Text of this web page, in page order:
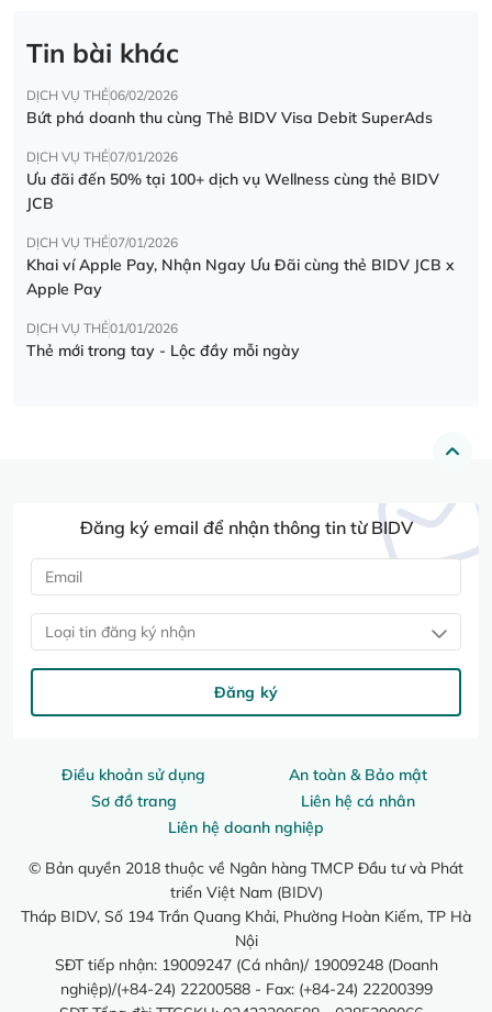
Tin bài khác
DỊCH VỤ THẺ06/02/2026
Bứt phá doanh thu cùng Thẻ BIDV Visa Debit SuperAds
DỊCH VỤ THẺ07/01/2026
Ưu đãi đến 50% tại 100+ dịch vụ Wellness cùng thẻ BIDV
JCB
DỊCH VỤ THẺ07/01/2026
Khai ví Apple Pay, Nhận Ngay Ưu Đãi cùng thẻ BIDV JCB x
Apple Pay
DỊCH VỤ THẺ01/01/2026
Thẻ mới trong tay - Lộc đầy mỗi ngày
Điều khoản sử dụng
An toàn & Bảo mật
Sơ đồ trang
Liên hệ cá nhân
Liên hệ doanh nghiệp
© Bản quyền 2018 thuộc về Ngân hàng TMCP Đầu tư và Phát
triển Việt Nam (BIDV)
Tháp BIDV, Số 194 Trần Quang Khải, Phường Hoàn Kiếm, TP Hà
Nội
SĐT tiếp nhận: 19009247 (Cá nhân)/ 19009248 (Doanh
nghiệp)/(+84-24) 22200588 - Fax: (+84-24) 22200399
Đăng ký email để nhận thông tin từ BIDV
Loại tin đăng ký nhận
Đăng ký